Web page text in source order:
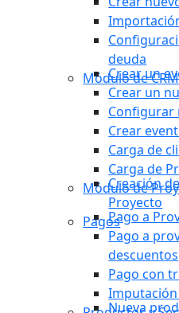
deuda
Módulo de CRM
Crear un
Crear un
Configurar
Crear
Carga de
Carga de
Módulo de
Creación
Proyecto
PagosPago a
Pago a
descuentos
Pago con
Nueva